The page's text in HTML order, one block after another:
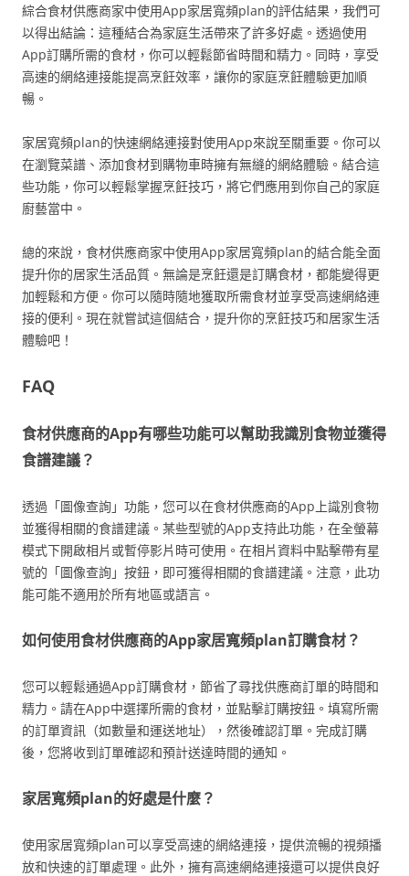
綜合食材供應商家中使用App家居寬頻plan的評估結果，我們可
以得出結論：這種結合為家庭生活帶來了許多好處。透過使用
App訂購所需的食材，你可以輕鬆節省時間和精力。同時，享受
高速的網絡連接能提高烹飪效率，讓你的家庭烹飪體驗更加順
暢。
家居寬頻plan的快速網絡連接對使用App來說至關重要。你可以
在瀏覽菜譜、添加食材到購物車時擁有無縫的網絡體驗。結合這
些功能，你可以輕鬆掌握烹飪技巧，將它們應用到你自己的家庭
廚藝當中。
總的來說，食材供應商家中使用App家居寬頻plan的結合能全面
提升你的居家生活品質。無論是烹飪還是訂購食材，都能變得更
加輕鬆和方便。你可以隨時隨地獲取所需食材並享受高速網絡連
接的便利。現在就嘗試這個結合，提升你的烹飪技巧和居家生活
體驗吧！
FAQ
食材供應商的App有哪些功能可以幫助我識別食物並獲得
食譜建議？
透過「圖像查詢」功能，您可以在食材供應商的App上識別食物
並獲得相關的食譜建議。某些型號的App支持此功能，在全螢幕
模式下開啟相片或暫停影片時可使用。在相片資料中點擊帶有星
號的「圖像查詢」按鈕，即可獲得相關的食譜建議。注意，此功
能可能不適用於所有地區或語言。
如何使用食材供應商的App家居寬頻plan訂購食材？
您可以輕鬆通過App訂購食材，節省了尋找供應商訂單的時間和
精力。請在App中選擇所需的食材，並點擊訂購按鈕。填寫所需
的訂單資訊（如數量和運送地址），然後確認訂單。完成訂購
後，您將收到訂單確認和預計送達時間的通知。
家居寬頻plan的好處是什麼？
使用家居寬頻plan可以享受高速的網絡連接，提供流暢的視頻播
放和快速的訂單處理。此外，擁有高速網絡連接還可以提供良好